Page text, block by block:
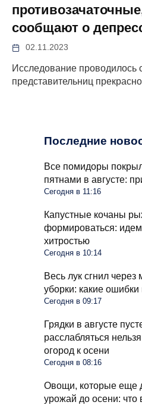
сообщают о
02.11.2023
Исследование проводилось
представительниц
Последние
Все помидоры
пятнами в августе:
Сегодня в 11:16
Капустные кочаны
формироваться: идем
хитростью
Сегодня в 10:14
Весь лук сгнил через
уборки: какие
Сегодня в 09:17
Грядки в августе
расслабляться
огород к осени
Сегодня в 08:16
Овощи, которые еще
урожай до осени: что